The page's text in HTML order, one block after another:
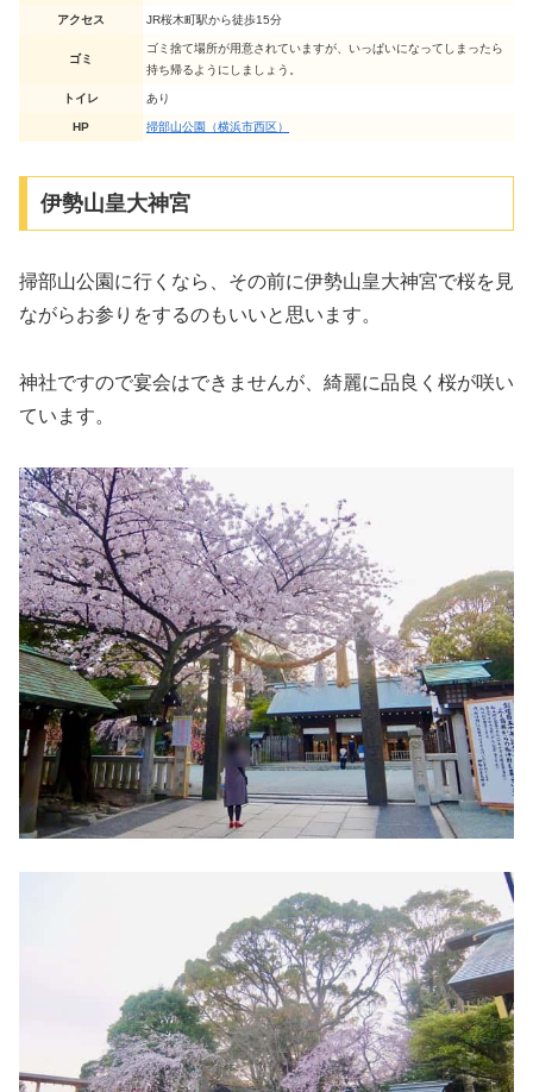
アクセス JR桜木町駅から徒歩15分
ゴミ
ゴミ捨て場所が用意されていますが、いっぱいになってしまったら
持ち帰るようにしましょう。
トイレ あり
HP 掃部山公園（横浜市西区）
伊勢山皇大神宮
掃部山公園に行くなら、その前に伊勢山皇大神宮で桜を見
ながらお参りをするのもいいと思います。
神社ですので宴会はできませんが、綺麗に品良く桜が咲い
ています。